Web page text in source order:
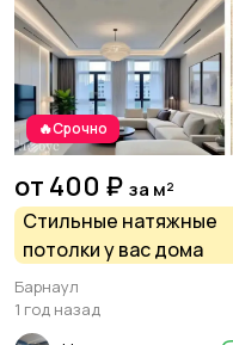
заказ
Уход за животными
🔥Срочно
от 400 ₽ за м²
Стильные натяжные
потолки у вас дома
Барнаул
1 год назад